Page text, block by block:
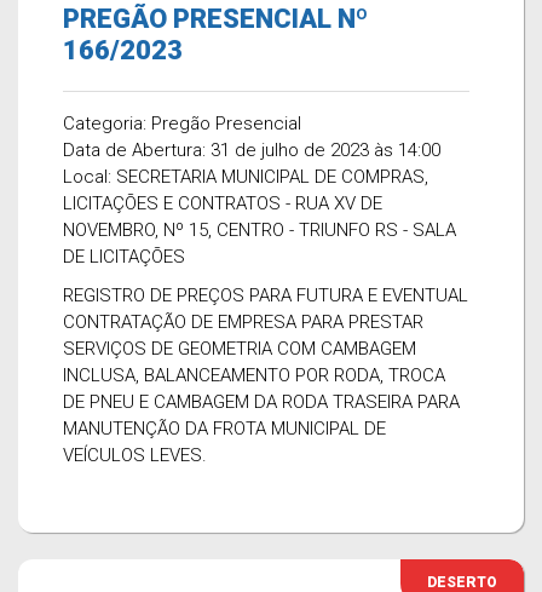
PREGÃO PRESENCIAL Nº
166/2023
Categoria: Pregão Presencial
Data de Abertura: 31 de julho de 2023 às 14:00
Local: SECRETARIA MUNICIPAL DE COMPRAS,
LICITAÇÕES E CONTRATOS - RUA XV DE
NOVEMBRO, Nº 15, CENTRO - TRIUNFO RS - SALA
DE LICITAÇÕES
REGISTRO DE PREÇOS PARA FUTURA E EVENTUAL
CONTRATAÇÃO DE EMPRESA PARA PRESTAR
SERVIÇOS DE GEOMETRIA COM CAMBAGEM
INCLUSA, BALANCEAMENTO POR RODA, TROCA
DE PNEU E CAMBAGEM DA RODA TRASEIRA PARA
MANUTENÇÃO DA FROTA MUNICIPAL DE
VEÍCULOS LEVES.
DESERTO